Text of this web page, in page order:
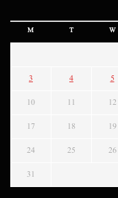
M T W
3 4 5
10 11 12
17 18 19
24 25 26
31